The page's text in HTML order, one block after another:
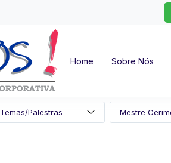
Home Sobre Nós